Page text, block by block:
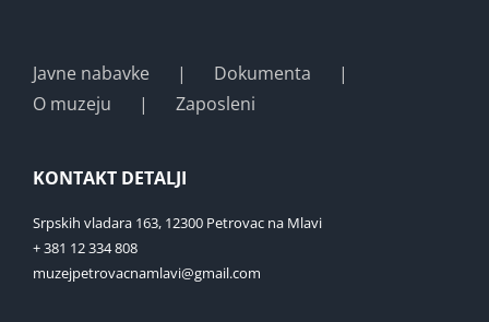
Javne nabavke
Dokumenta
O muzeju
Zaposleni
KONTAKT DETALJI
Srpskih vladara 163, 12300 Petrovac na Mlavi
+ 381 12 334 808
muzejpetrovacnamlavi@gmail.com